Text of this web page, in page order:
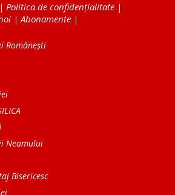
| Politica de confidențialitate |
|Abonamente |
Românești
Neamului
Bisericesc